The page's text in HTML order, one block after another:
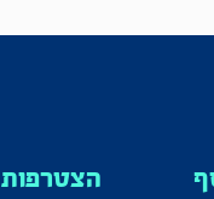
הצטרפות